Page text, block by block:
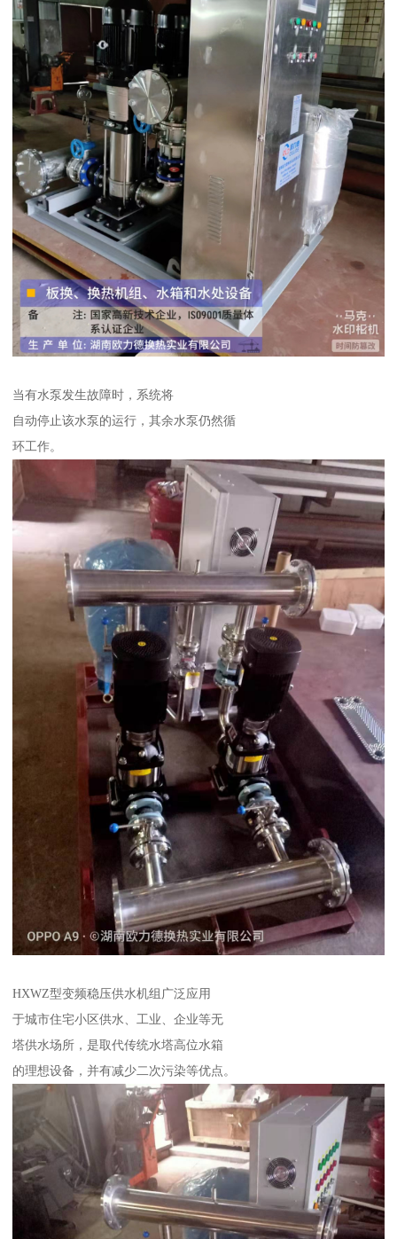
当有水泵发生故障时，系统将
自动停止该水泵的运行，其余水泵仍然循
环工作。
HXWZ型变频稳压供水机组广泛应用
于城市住宅小区供水、工业、企业等无
塔供水场所，是取代传统水塔高位水箱
的理想设备，并有减少二次污染等优点。